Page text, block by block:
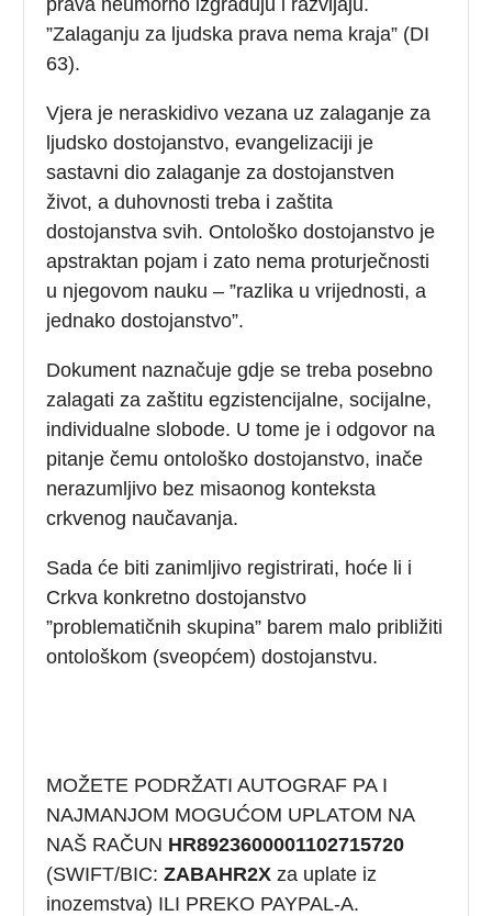
”Zalaganju za ljudska prava nema kraja” (DI
63).
Vjera je neraskidivo vezana uz zalaganje za
ljudsko dostojanstvo, evangelizaciji je
sastavni dio zalaganje za dostojanstven
život, a duhovnosti treba i zaštita
dostojanstva svih. Ontološko dostojanstvo je
apstraktan pojam i zato nema proturječnosti
u njegovom nauku – ”razlika u vrijednosti, a
jednako dostojanstvo”.
Dokument naznačuje gdje se treba posebno
zalagati za zaštitu egzistencijalne, socijalne,
individualne slobode. U tome je i odgovor na
pitanje čemu ontološko dostojanstvo, inače
nerazumljivo bez misaonog konteksta
crkvenog naučavanja.
Sada će biti zanimljivo registrirati, hoće li i
Crkva konkretno dostojanstvo
”problematičnih skupina” barem malo približiti
ontološkom (sveopćem) dostojanstvu.
MOŽETE PODRŽATI AUTOGRAF PA I
NAJMANJOM MOGUĆOM UPLATOM NA
NAŠ RAČUN HR8923600001102715720
(SWIFT/BIC: ZABAHR2X za uplate iz
inozemstva) ILI PREKO PAYPAL-A.